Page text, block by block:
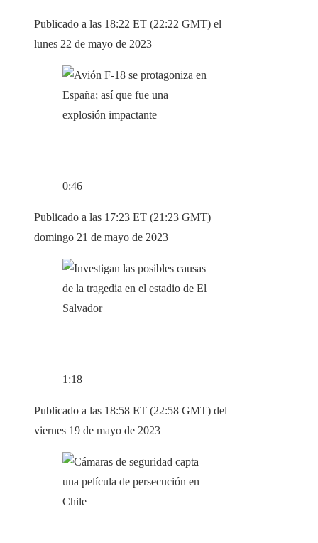
Publicado a las 18:22 ET (22:22 GMT) el
lunes 22 de mayo de 2023
0:46
Publicado a las 17:23 ET (21:23 GMT)
domingo 21 de mayo de 2023
1:18
Publicado a las 18:58 ET (22:58 GMT) del
viernes 19 de mayo de 2023